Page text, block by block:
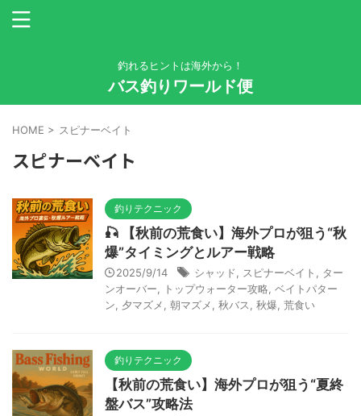
釣れるヒントは海外から！
バス釣りワールド便
HOME > スピナーベイト
スピナーベイト
釣りテクニック
🎣 【秋前の荒食い】海外プロが狙う“秋
爆”タイミングとルアー戦略
2025/9/14 シャッド スピナーベイト
ター
ンオーバー
トップウォーター攻略 ベイトパター
ン
夕マズメ 朝マズメ 秋バス 秋爆 荒食い
釣りテクニック
【秋前の荒食い】海外プロが狙う“夏終
盤バス”攻略法